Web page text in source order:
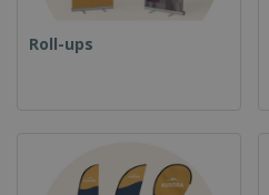
Roll-ups